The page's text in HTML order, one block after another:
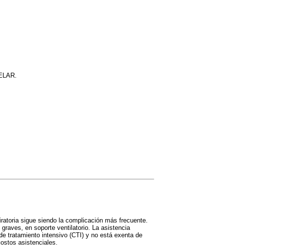
sigue siendo la complicación más frecuente.
en soporte ventilatorio. La asistencia
tratamiento intensivo (CTI) y no está exenta de
asistenciales.